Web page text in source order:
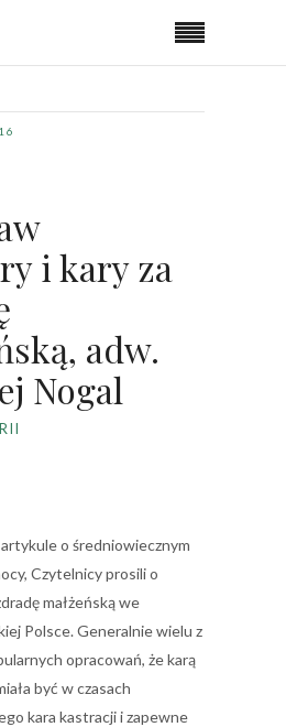
i kary za
adw.
Nogal
o średniowiecznym
Czytelnicy prosili o
małżeńską we
Polsce. Generalnie wielu z
opracowań, że karą
być w czasach
kara kastracji i zapewne